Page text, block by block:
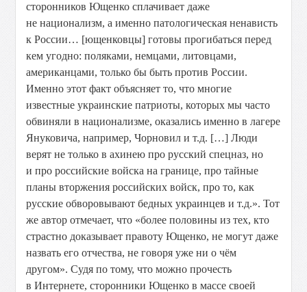
сторонников Ющенко сплачивает даже
не национализм, а именно патологическая ненависть
к России… [ющенковцы] готовы прогибаться перед
кем угодно: поляками, немцами, литовцами,
американцами, только бы быть против России.
Именно этот факт объясняет то, что многие
известные украинские патриоты, которых мы часто
обвиняли в национализме, оказались именно в лагере
Януковича, например, Чорновил и т.д. […] Люди
верят не только в ахинею про русский спецназ, но
и про российские войска на границе, про тайные
планы вторжения российских войск, про то, как
русские обворовывают бедных украинцев и т.д.». Тот
же автор отмечает, что «более половины из тех, кто
страстно доказывает правоту Ющенко, не могут даже
назвать его отчества, не говоря уже ни о чём
другом». Судя по тому, что можно прочесть
в Интернете, сторонники Ющенко в массе своей